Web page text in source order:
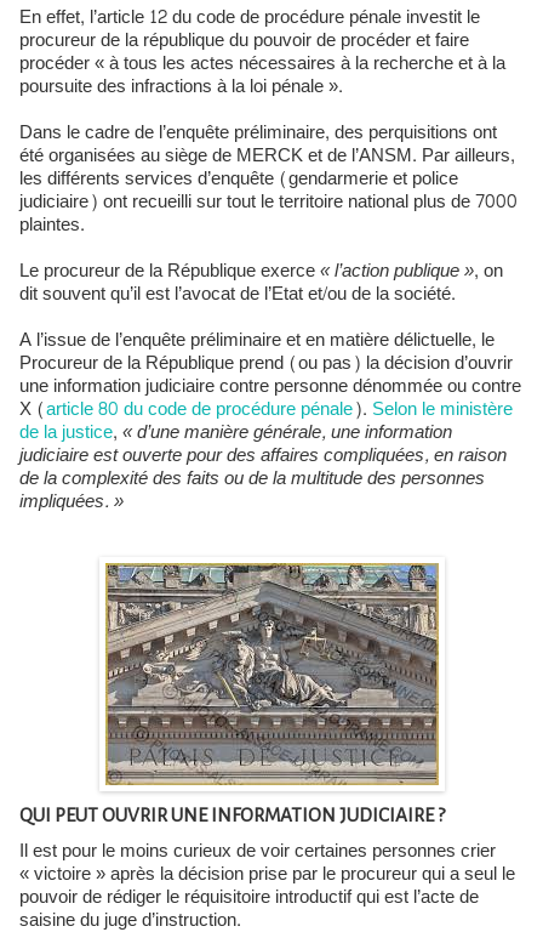
En effet, l’article 12 du code de procédure pénale investit le
procureur de la république du pouvoir de procéder et faire
procéder « à tous les actes nécessaires à la recherche et à la
poursuite des infractions à la loi pénale ».
Dans le cadre de l’enquête préliminaire, des perquisitions ont
été organisées au siège de MERCK et de l’ANSM. Par ailleurs,
les différents services d’enquête (gendarmerie et police
judiciaire) ont recueilli sur tout le territoire national plus de 7000
plaintes.
Le procureur de la République exerce« l’action publique », on
dit souvent qu’il est l’avocat de l’Etat et/ou de la société.
A l’issue de l’enquête préliminaire et en matière délictuelle, le
Procureur de la République prend (ou pas) la décision d’ouvrir
une information judiciaire contre personne dénommée ou contre
X (article 80 du code de procédure pénale). Selon le ministère
de la justice,« d’une manière générale, une information
judiciaire est ouverte pour des affaires compliquées, en raison
de la complexité des faits ou de la multitude des personnes
impliquées. »
QUI PEUT OUVRIR UNE INFORMATION JUDICIAIRE ?
Il est pour le moins curieux de voir certaines personnes crier
« victoire » après la décision prise par le procureur qui a seul le
pouvoir de rédiger le réquisitoire introductif qui est l’acte de
saisine du juge d’instruction.